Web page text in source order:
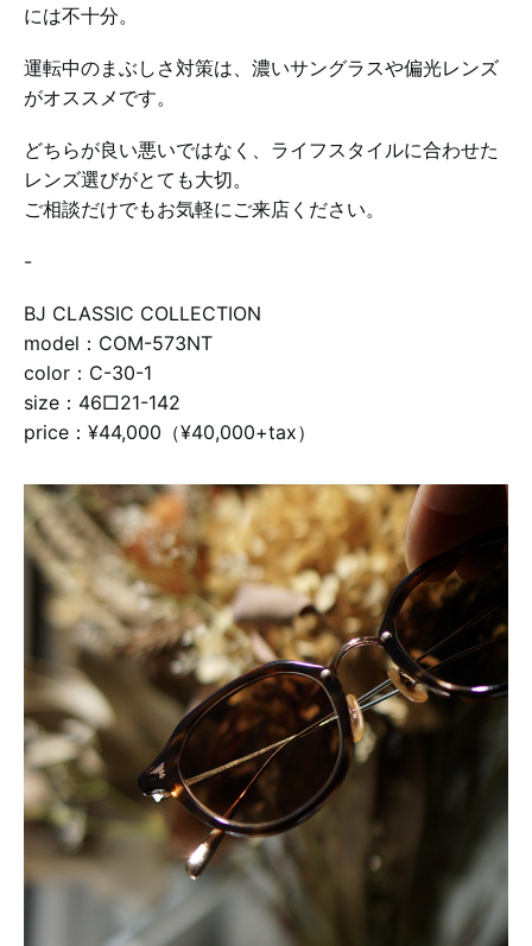
には不十分。
運転中のまぶしさ対策は、濃いサングラスや偏光レンズ
がオススメです。
どちらが良い悪いではなく、ライフスタイルに合わせた
レンズ選びがとても大切。
ご相談だけでもお気軽にご来店ください。
-
BJ CLASSIC COLLECTION
model：COM-573NT
color：C-30-1
size：46□21-142
price：¥44,000（¥40,000+tax）